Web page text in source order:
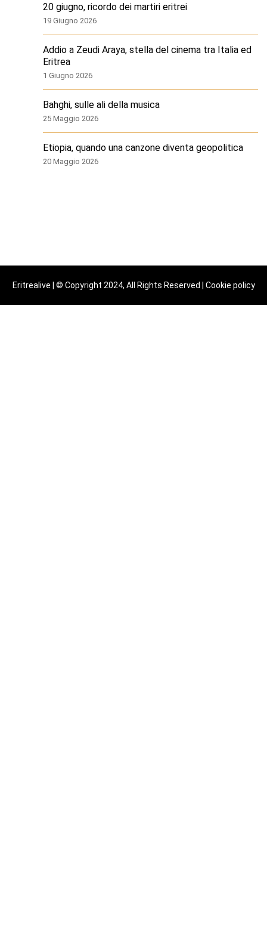
20 giugno, ricordo dei martiri eritrei
19 Giugno 2026
Addio a Zeudi Araya, stella del cinema tra Italia ed
Eritrea
1 Giugno 2026
Bahghi, sulle ali della musica
25 Maggio 2026
Etiopia, quando una canzone diventa geopolitica
20 Maggio 2026
Eritrealive | © Copyright 2024, All Rights Reserved | Cookie policy